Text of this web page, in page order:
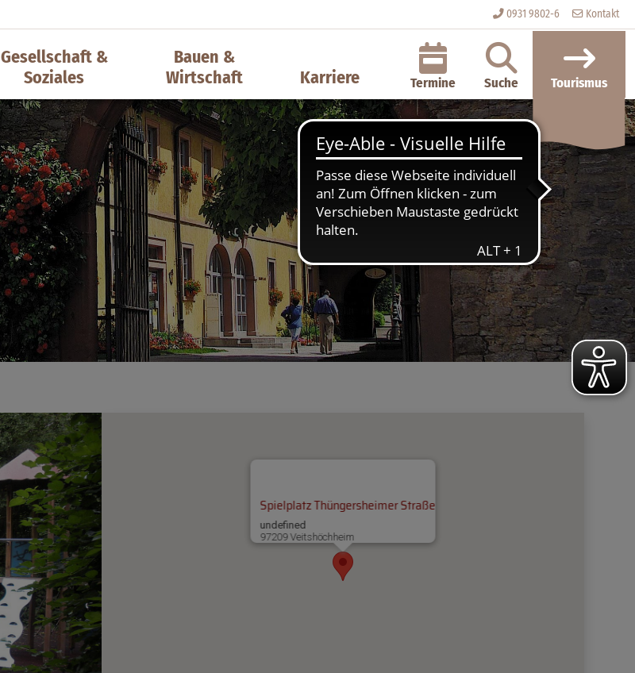
0931 9802-6 Kontakt
Termine Suche Tourismus
Gesellschaft &
Soziales
Bauen &
Wirtschaft
Karriere
Spielplatz Thüngersheimer Straße
undefined
97209 Veitshöchheim